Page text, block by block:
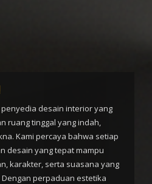
desain interior yang
ruang tinggal yang indah,
Kami percaya bahwa setiap
desain yang tepat mampu
karakter, serta suasana yang
perpaduan estetika